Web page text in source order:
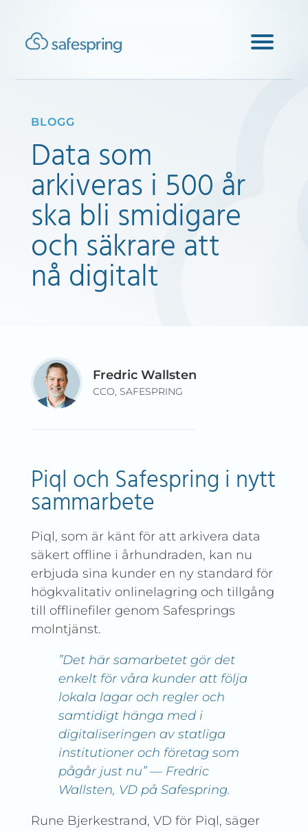
BLOGG
Data som
arkiveras i 500 år
ska bli smidigare
och säkrare att
nå digitalt
Fredric Wallsten
CCO, SAFESPRING
Piql och Safespring i nytt
sammarbete
Piql, som är känt för att arkivera data
säkert offline i århundraden, kan nu
erbjuda sina kunder en ny standard för
högkvalitativ onlinelagring och tillgång
till offlinefiler genom Safesprings
molntjänst.
”Det här samarbetet gör det
enkelt för våra kunder att följa
lokala lagar och regler och
samtidigt hänga med i
digitaliseringen av statliga
institutioner och företag som
pågår just nu” — Fredric
Wallsten, VD på Safespring.
Rune Bjerkestrand, VD för Piql, säger